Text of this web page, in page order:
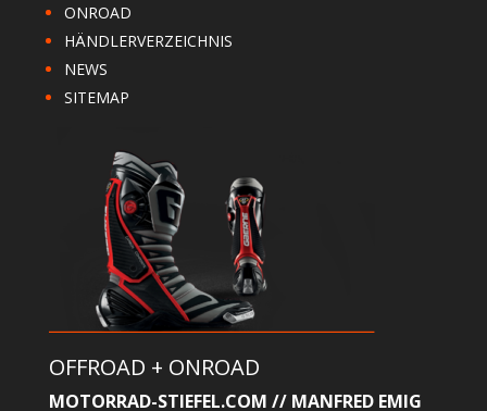
ONROAD
HÄNDLERVERZEICHNIS
NEWS
SITEMAP
OFFROAD + ONROAD
MOTORRAD-STIEFEL.COM // MANFRED EMIG